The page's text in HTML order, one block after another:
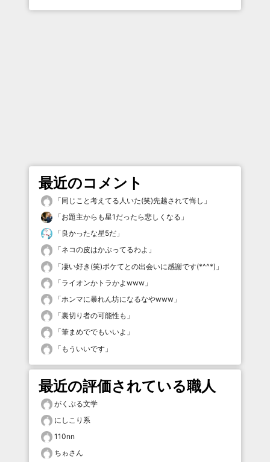
最近のコメント
「同じこと考えてる人いた(笑)先越されて悔し 」
「お題主からも星1だったら悲しくなる 」
「 良かったな星5だ 」
「ネコの皮はかぶってるわよ 」
「凄い好き(笑)ボケてとの出会いに感謝です(*^^*) 」
「ライオンかトラかよwww 」
「ホンマに暴れん坊になるなやwww 」
「裏切り者の可能性も 」
「筆まめででもいいよ 」
「 もういいです 」
最近の評価されている職人
がくぶる文学
にしこり系
110nn
ちゎさん